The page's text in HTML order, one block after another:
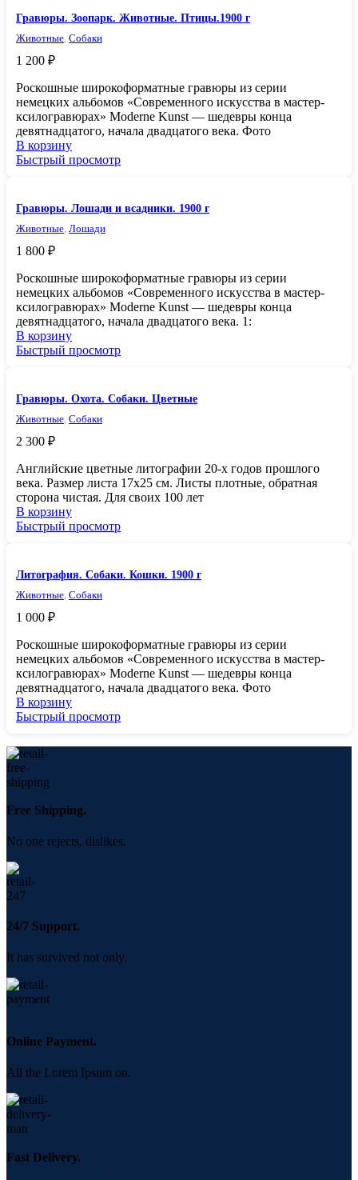
Гравюры. Зоопарк. Животные. Птицы.1900 г
Животные Собаки
1 200 ₽
Роскошные широкоформатные гравюры из серии
немецких альбомов «Современного искусства в мастер-
ксилогравюрах» Moderne Kunst — шедевры конца
девятнадцатого, начала двадцатого века. Фото
В корзину
Быстрый просмотр
Гравюры. Лошади и всадники. 1900 г
Животные Лошади
1 800 ₽
Роскошные широкоформатные гравюры из серии
немецких альбомов «Современного искусства в мастер-
ксилогравюрах» Moderne Kunst — шедевры конца
девятнадцатого, начала двадцатого века. 1:
В корзину
Быстрый просмотр
Гравюры. Охота. Собаки. Цветные
Животные Собаки
2 300 ₽
Английские цветные литографии 20-х годов прошлого
века. Размер листа 17х25 см. Листы плотные, обратная
сторона чистая. Для своих 100 лет
В корзину
Быстрый просмотр
Литография. Собаки. Кошки. 1900 г
Животные Собаки
1 000 ₽
Роскошные широкоформатные гравюры из серии
немецких альбомов «Современного искусства в мастер-
ксилогравюрах» Moderne Kunst — шедевры конца
девятнадцатого, начала двадцатого века. Фото
В корзину
Быстрый просмотр
Free Shipping.
No one rejects, dislikes.
24/7 Support.
It has survived not only.
Online Payment.
All the Lorem Ipsum on.
Fast Delivery.